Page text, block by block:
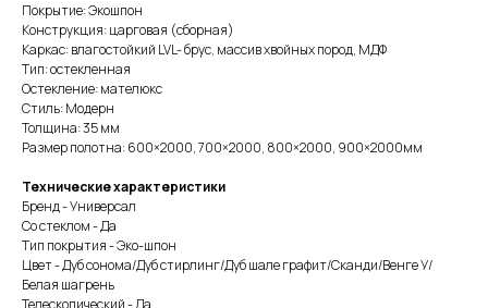
Покрытие: Экошпон
Конструкция: царговая (сборная)
Каркас: влагостойкий LVL- брус, массив хвойных пород, МДФ
Тип: остекленная
Остекление: мателюкс
Стиль: Модерн
Толщина: 35 мм
Размер полотна: 600×2000, 700×2000, 800×2000, 900×2000мм
Технические характеристики
Бренд - Универсал
Со стеклом - Да
Тип покрытия - Эко-шпон
Цвет - Дуб сонома/Дуб стирлинг/Дуб шале графит/Сканди/Венге У/
Белая шагрень